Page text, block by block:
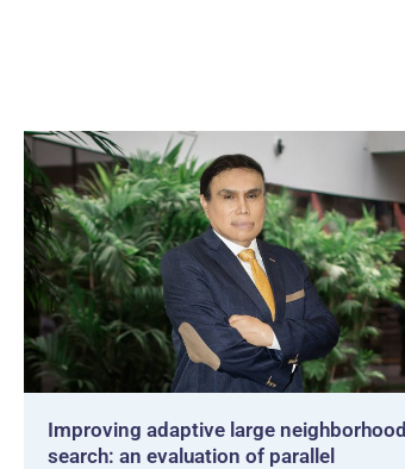
Improving adaptive large neighborhood
search: an evaluation of parallel